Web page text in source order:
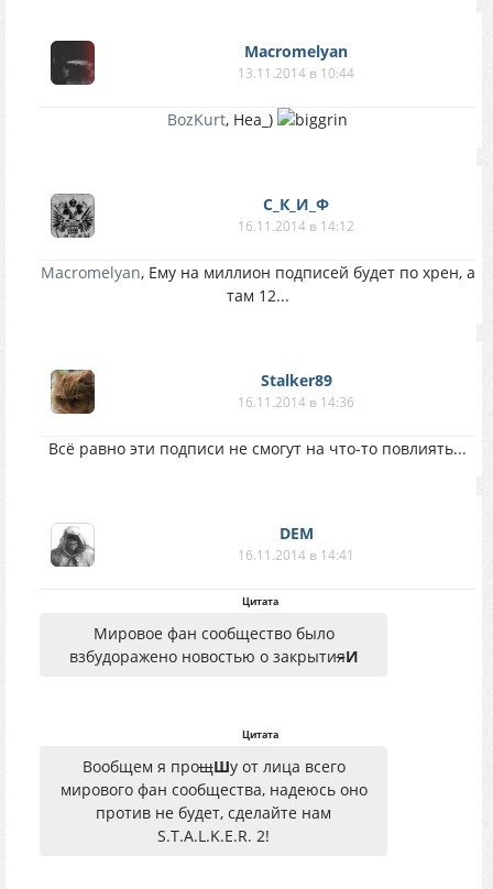
Macromelyan
13.11.2014 в 10:44
BozKurt, Неа_)
С_К_И_Ф
16.11.2014 в 14:12
Macromelyan, Ему на миллион подписей будет по хрен, а
там 12...
Stalker89
16.11.2014 в 14:36
Всё равно эти подписи не смогут на что-то повлиять...
DEM
16.11.2014 в 14:41
Цитата
Мировое фан сообщество было
взбудоражено новостью о закрытияИ
Цитата
Вообщем я прощШу от лица всего
мирового фан сообщества, надеюсь оно
против не будет, сделайте нам
S.T.A.L.K.E.R. 2!